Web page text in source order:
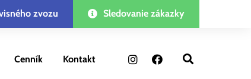
zvozu Sledovanie zákazky
Cenník Kontakt